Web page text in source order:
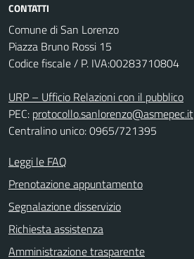
CONTATTI
Comune di San Lorenzo
Piazza Bruno Rossi 15
Codice fiscale / P. IVA:00283710804
URP – Ufficio Relazioni con il pubblico
PEC: protocollo.sanlorenzo@asmepec.it
Centralino unico: 0965/721395
Leggi le FAQ
Prenotazione appuntamento
Segnalazione disservizio
Richiesta assistenza
Amministrazione trasparente